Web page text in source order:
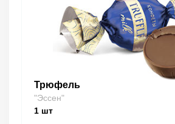
Трюфель
"Эссен"
1 шт